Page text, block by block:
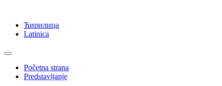
Ћирилица
Latinica
Početna strana
Predstavljanje